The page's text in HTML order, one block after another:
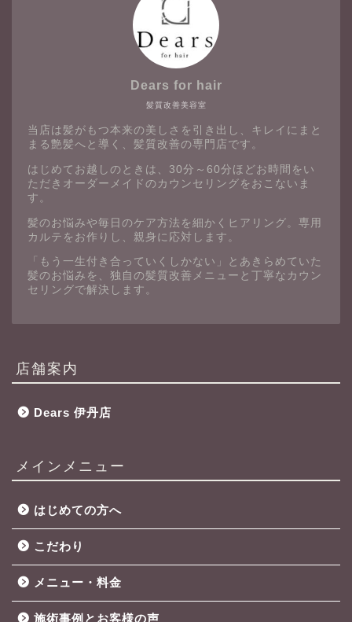
髪質改善美容室
Dears for hair
当店は髪がもつ本来の美しさを引き出し、キレイにまと
まる艶髪へと導く、髪質改善の専門店です。
はじめてお越しのときは、30分～60分ほどお時間をい
ただきオーダーメイドのカウンセリングをおこないま
す。
髪のお悩みや毎日のケア方法を細かくヒアリング。専用
カルテをお作りし、親身に応対します。
「もう一生付き合っていくしかない」とあきらめていた
髪のお悩みを、独自の髪質改善メニューと丁寧なカウン
セリングで解決します。
店舗案内
Dears 伊丹店
メインメニュー
はじめての方へ
こだわり
メニュー・料金
施術事例とお客様の声